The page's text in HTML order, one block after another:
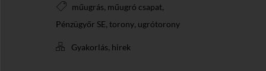
műugrás, műugró csapat,
Pénzügyőr SE, torony, ugrótorony
Gyakorlás, hirek